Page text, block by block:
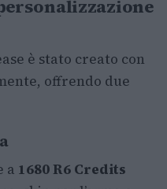
è stato creato con
offrendo due
a 1680 R6 Credits